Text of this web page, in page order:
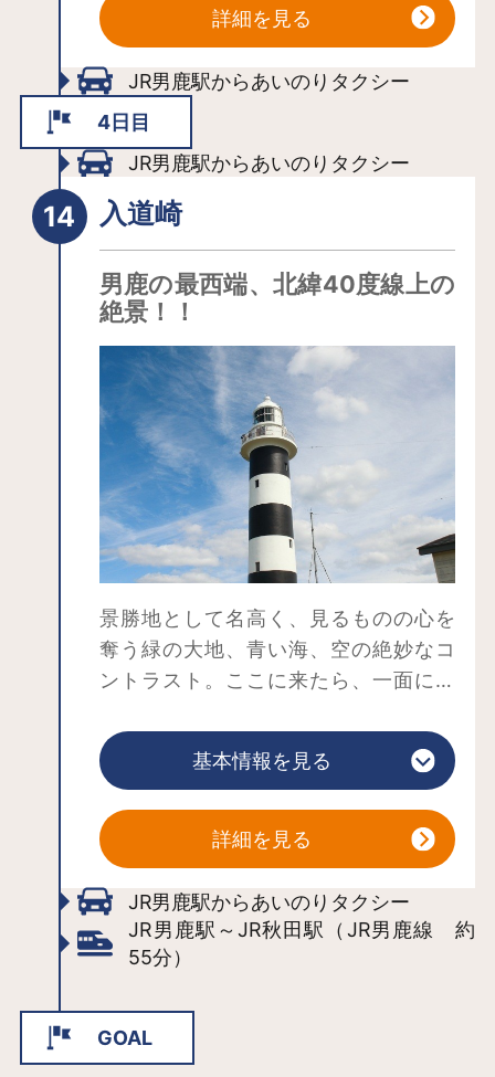
すために、毎年大晦日にやってくる来
訪神なのです。
「なまはげ館」は、なまはげをテーマ
設。なまはげの展示コーナーには、各
集落で実際に使われていたものなど150
枚を超えるの多種多様な面が勢ぞろ
い。伝承ホールでは、男鹿の大晦日の
げの一夜」が上映されています。館内
で専用アプリをダウンロードしご自身
のスマートフォンを使用し、「デジタ
ルなまはげ変身」を体験できます。な
まはげに関連するグッズが買えるお土
産コーナーも充実。運が良ければ、な
まはげ面彫師によるなまはげ面の手彫
り実演を見られることも。(不定期)。
「なまはげ館」に隣接して、なまはげ
の実演が見られる「男鹿真山伝承館」
コ無形文化遺産にも登録された「男鹿
のナマハゲ」の民俗文化を存分にお楽
しみください。
詳細を見る
JR男鹿駅からあいのりタクシー
4日目
JR男鹿駅からあいのりタクシー
入道崎
男鹿の最西端、北緯40度線上の
絶景！！
景勝地として名高く、見るものの心を
奪う緑の大地、青い海、空の絶妙なコ
ントラスト。ここに来たら、一面に広
海を見ながら穏やかなひと時をお過ご
しください。男鹿半島から産出される
モニュメントはぜひ覗いてください。
入道崎の象徴でもある入道埼灯台(灯台
は埼の字が当てられます)は、白黒の縞
模様が印象的で、海上保安庁による
「日本の灯台50選」に選ばれていま
基超のなかで、わずか16か所しかない
登ることができる灯台です。周辺に
基本情報を見る
詳細を見る
JR男鹿駅からあいのりタクシー
JR男鹿駅～JR秋田駅（JR男鹿線 約
55分）
GOAL